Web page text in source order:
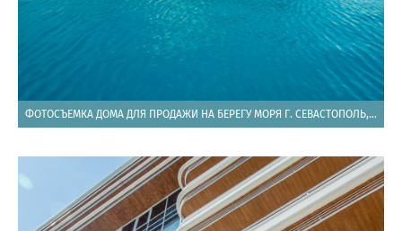
ФОТОСЪЕМКА ДОМА ДЛЯ ПРОДАЖИ НА БЕРЕГУ МОРЯ Г. СЕВАСТОПОЛЬ, МЫС ФИОЛЕНТ